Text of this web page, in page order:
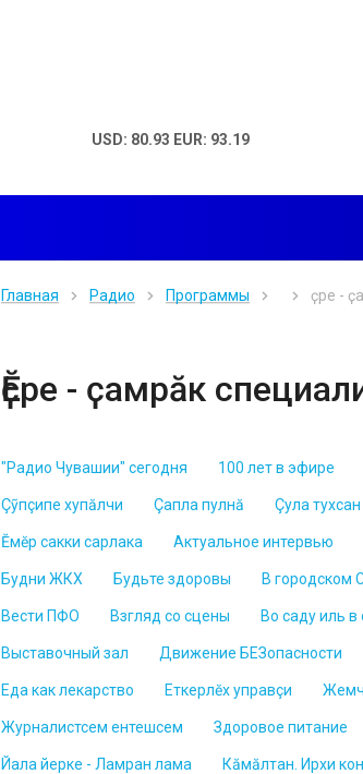
USD: 80.93 EUR: 93.19
Главная Радио Программы Ӗҫре -
Ӗҫре - ҫамрӑк
"Радио Чувашии" сегодня 100 лет в эфире
Çỹпçипе хупăлчи Çапла пулнă Çула тухсан
Ĕмӗр сакки сарлака Актуальное интервью
Будни ЖКХ Будьте здоровы В городском
Вести ПФО Взгляд со сцены Во саду иль в
Выставочный зал Движение БЕЗопасности
Еда как лекарство Еткерлĕх управçи
Журналистсем ентешсем Здоровое питание
Йала йерке - Ламран лама Кăмăлтан. Ирхи